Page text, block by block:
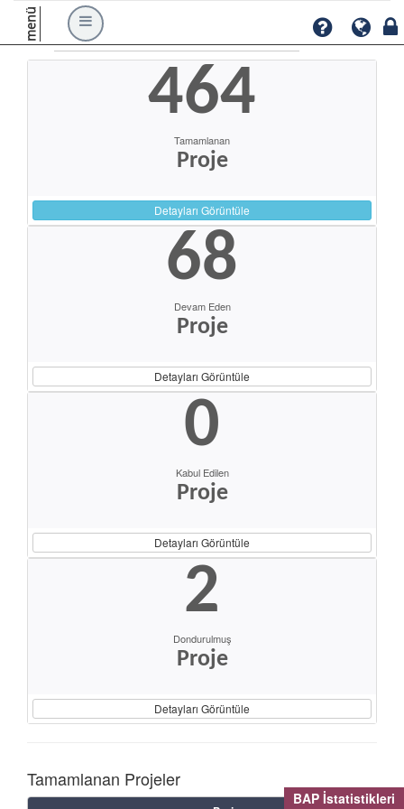
BAP İstatistikleri
menü
464
Tamamlanan
Proje
Detayları Görüntüle
68
Devam Eden
Proje
Detayları Görüntüle
0
Kabul Edilen
Proje
Detayları Görüntüle
2
Dondurulmuş
Proje
Detayları Görüntüle
Tamamlanan Projeler